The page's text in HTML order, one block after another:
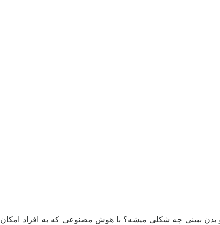
بدن ببینی چه شکلی میشه؟ با هوش مصنوعی که به افراد امکان